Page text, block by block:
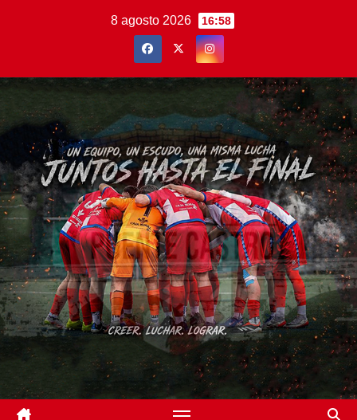
8 agosto 2026 16:58